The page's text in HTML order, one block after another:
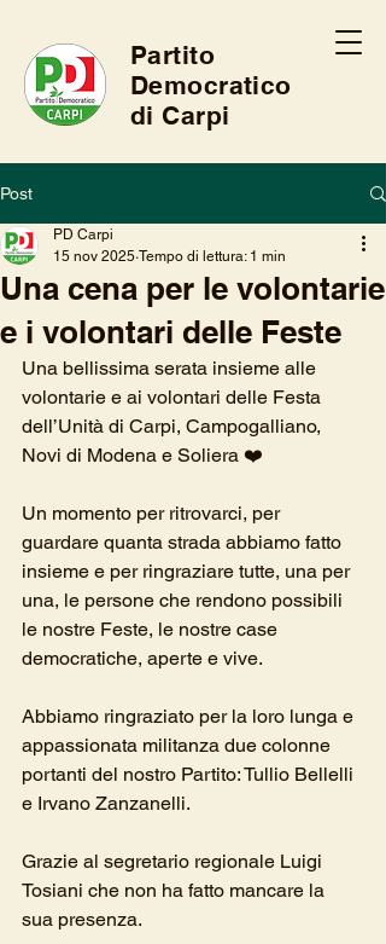
Partito
Democratico
di Carpi
Post
Una cena per le volontarie
e i volontari delle Feste
PD Carpi
15 nov 2025 Tempo di lettura: 1 min
Una bellissima serata insieme alle
volontarie e ai volontari delle Festa
dell’Unità di Carpi, Campogalliano,
Novi di Modena e Soliera ❤️
Un momento per ritrovarci, per
guardare quanta strada abbiamo fatto
insieme e per ringraziare tutte, una per
una, le persone che rendono possibili
le nostre Feste, le nostre case
democratiche, aperte e vive.
Abbiamo ringraziato per la loro lunga e
appassionata militanza due colonne
portanti del nostro Partito: Tullio Bellelli
e Irvano Zanzanelli.
Grazie al segretario regionale Luigi
Tosiani che non ha fatto mancare la
sua presenza.